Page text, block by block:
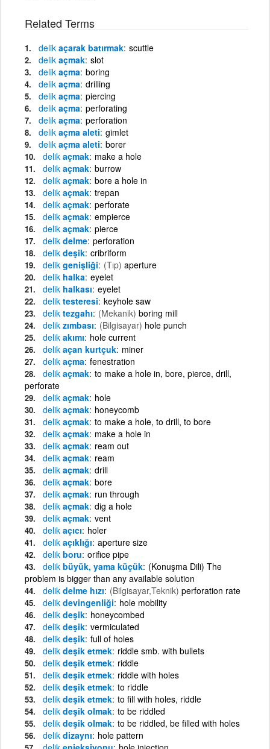
Related Terms
delik açarak batırmak scuttle
delik açmak slot
delik açma boring
delik açma drilling
delik açma piercing
delik açma perforating
delik açma perforation
delik açma aleti gimlet
delik açma aleti borer
delik açmak make a hole
delik açmak burrow
delik açmak bore a hole in
delik açmak trepan
delik açmak perforate
delik açmak empierce
delik açmak pierce
delik delme perforation
delik deşik cribriform
delik genişliği (Tıp) aperture
delik halka eyelet
delik halkası eyelet
delik testeresi keyhole saw
delik tezgahı (Mekanik) boring mill
delik zımbası (Bilgisayar) hole punch
delik akımı hole current
delik açan kurtçuk miner
delik açma fenestration
delik açmak to make a hole in, bore, pierce, drill,
perforate
delik açmak hole
delik açmak honeycomb
delik açmak to make a hole, to drill, to bore
delik açmak make a hole in
delik açmak ream out
delik açmak ream
delik açmak drill
delik açmak bore
delik açmak run through
delik açmak dig a hole
delik açmak vent
delik açıcı holer
delik açıklığı aperture size
delik boru orifice pipe
delik büyük, yama küçük (Konuşma Dili) The
problem is bigger than any available solution
delik delme hızı (Bilgisayar,Teknik) perforation rate
delik devingenliği hole mobility
delik deşik honeycombed
delik deşik vermiculated
delik deşik full of holes
delik deşik etmek riddle smb. with bullets
delik deşik etmek riddle
delik deşik etmek riddle with holes
delik deşik etmek to riddle
delik deşik etmek to fill with holes, riddle
delik deşik olmak to be riddled
delik deşik olmak to be riddled, be filled with holes
delik dizaynı hole pattern